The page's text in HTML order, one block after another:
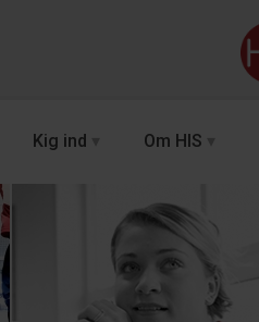
Kig ind Om HIS